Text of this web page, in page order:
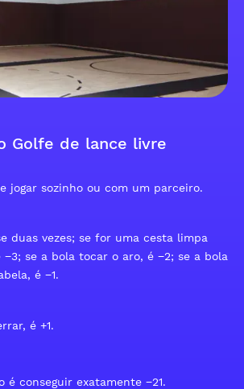
Golfe de lance livre
jogar sozinho ou com um parceiro.
duas vezes; se for uma cesta limpa
−3; se a bola tocar o aro, é −2; se a bola
é −1.
é +1.
é conseguir exatamente −21.